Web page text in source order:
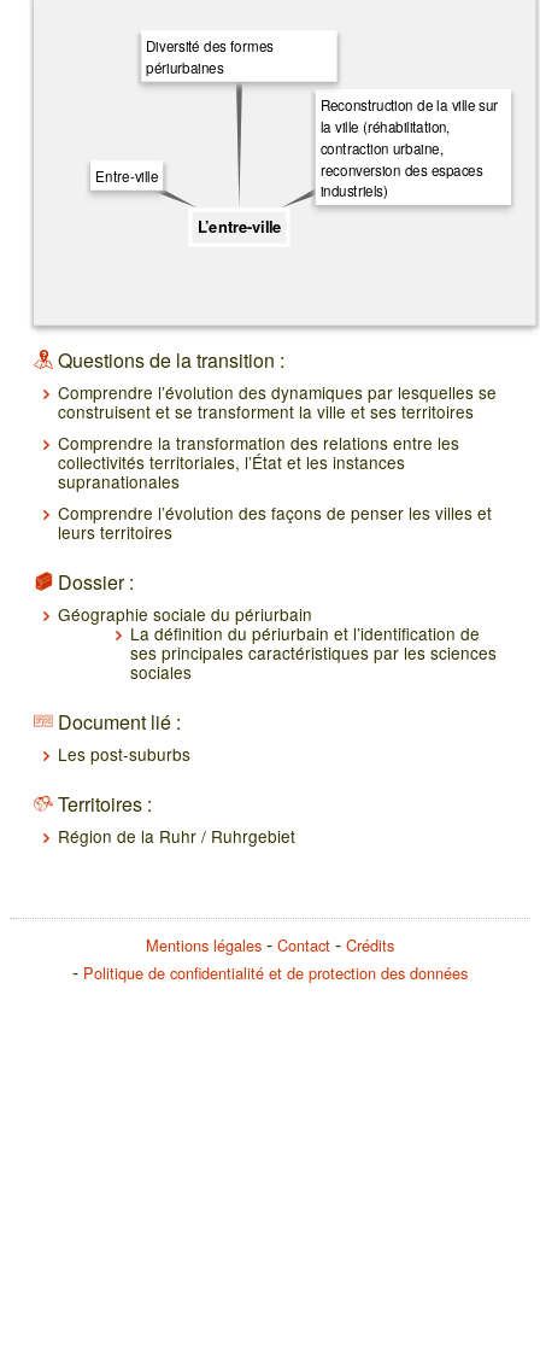
L’entre-ville
Reconstruction de la ville sur
la ville (réhabilitation,
contraction urbaine,
reconversion des espaces
industriels)
Diversité des formes
périurbaines
Entre-ville
Questions de la transition :
Comprendre l’évolution des dynamiques par lesquelles se
construisent et se transforment la ville et ses territoires
Comprendre la transformation des relations entre les
collectivités territoriales, l’État et les instances
supranationales
Comprendre l’évolution des façons de penser les villes et
leurs territoires
Dossier :
Géographie sociale du périurbain
La définition du périurbain et l’identification de
ses principales caractéristiques par les sciences
sociales
Document lié :
Les post-suburbs
Territoires :
Région de la Ruhr / Ruhrgebiet
Mentions légales Contact
Crédits
Politique de confidentialité et de protection des données